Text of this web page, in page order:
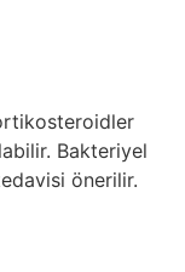
Bakteriyel
önerilir.